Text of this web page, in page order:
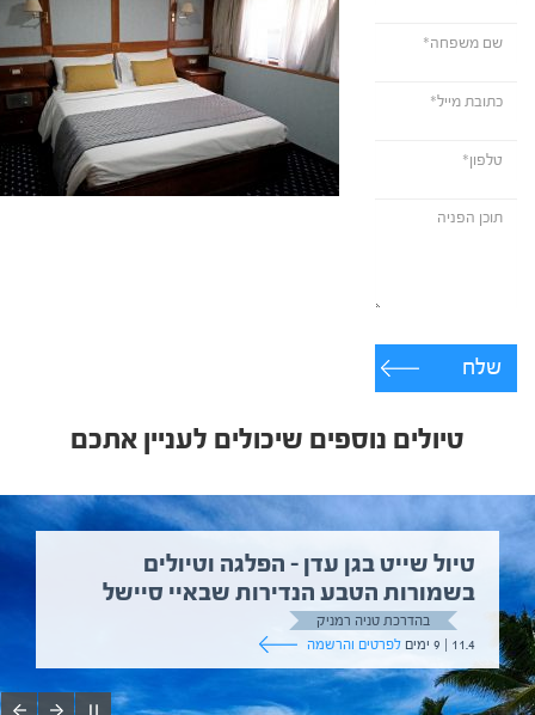
שלח
טיולים נוספים שיכולים לעניין אתכם
טיול שייט בגן עדן – הפלגה וטיולים
בשמורות הטבע הנדירות שבאיי סיישל
בהדרכת טניה רמניק
11.4 | 9 ימים
לפרטים והרשמה